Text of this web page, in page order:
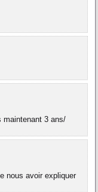
maintenant 3 ans/
nous avoir expliquer